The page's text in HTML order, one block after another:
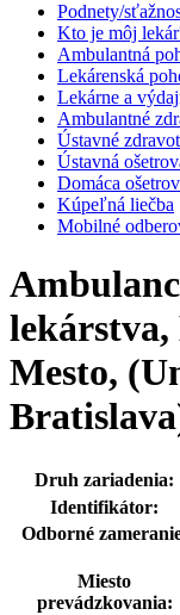
Podnety/
Kto je môj
Ambulantná
Lekárenská
Lekárne a
Ambulantné
Ústavné
Ústavná
Domáca
Kúpeľná liečba
Mobilné
Mesto,
Druh zariadenia:
Identifikátor:
Odborné
Miesto
prevádzkovania: